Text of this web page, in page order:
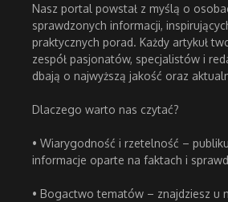
Nasz portal powstał z myślą o
sprawdzonych informacji,
praktycznych porad. Każdy artykuł
zespół pasjonatów, specjalistów i
dbają o najwyższą jakość oraz
Dlaczego warto nas czytać?
• Wiarygodność i rzetelność –
informacje oparte na faktach i
• Bogactwo tematów – znajdziesz u